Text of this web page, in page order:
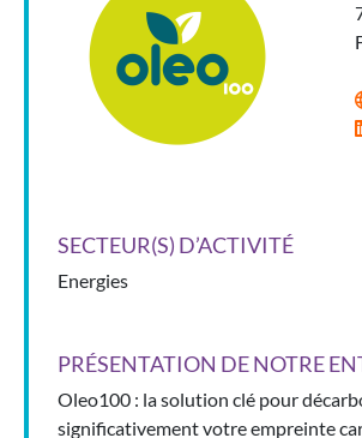
SECTEUR(S) D’ACTIVITÉ
Energies
PRÉSENTATION DE NOTRE
Oleo100 : la solution clé pour
significativement votre empreinte